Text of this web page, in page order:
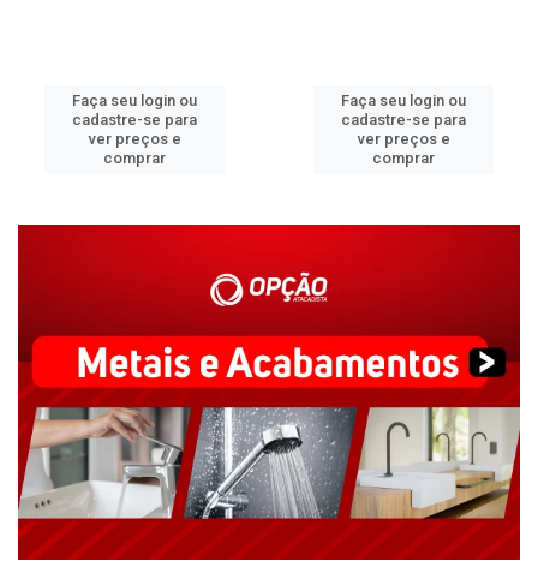
Faça seu login ou
cadastre-se para
ver preços e
comprar
Faça seu login ou
cadastre-se para
ver preços e
comprar